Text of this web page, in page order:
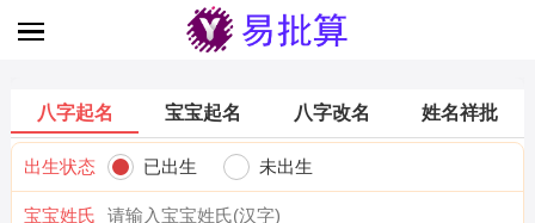
八字起名 宝宝起名 八字改名 姓名祥批
出生状态 已出生 未出生
宝宝姓氏